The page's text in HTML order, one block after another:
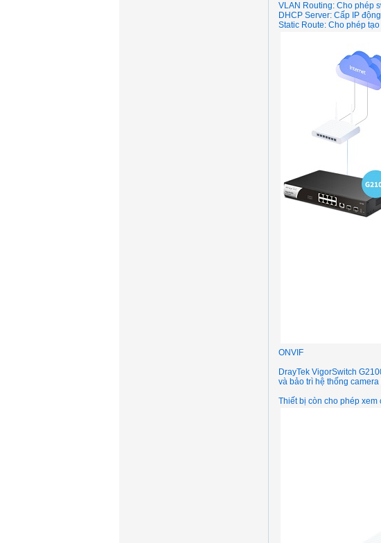
VLAN Routing: Cho phép
DHCP Server: Cấp IP
Static Route: Cho phép
ONVIF
DrayTek VigorSwitch
và bảo trì hệ thống camera
Thiết bị còn cho phép